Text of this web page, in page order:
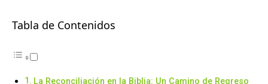
Tabla de Contenidos
La Reconciliación en la Biblia: Un Camino de Regreso